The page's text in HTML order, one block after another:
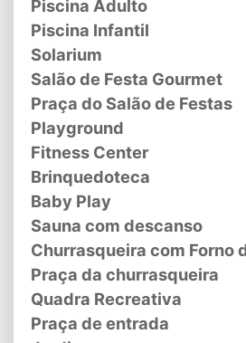
Piscina Adulto
Piscina Infantil
Solarium
Salão de Festa Gourmet
Praça do Salão de Festas
Playground
Fitness Center
Brinquedoteca
Baby Play
Sauna com descanso
Churrasqueira com Forno
Praça da churrasqueira
Quadra Recreativa
Praça de entrada